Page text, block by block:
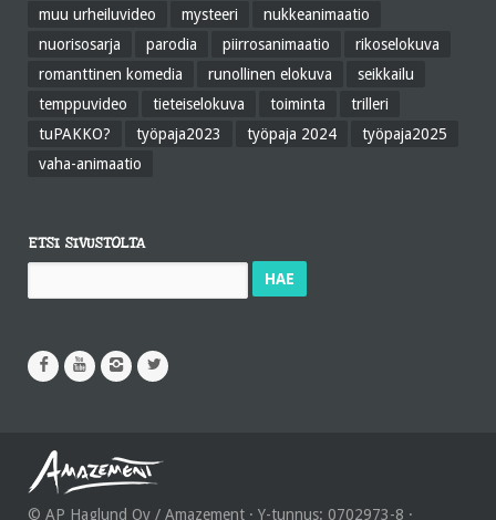
muu urheiluvideo
mysteeri
nukkeanimaatio
nuorisosarja
parodia piirrosanimaatio
rikoselokuva
romanttinen komedia
runollinen elokuva
seikkailu
temppuvideo
tieteiselokuva toiminta
trilleri
tuPAKKO?
työpaja2023 työpaja 2024
työpaja2025
vaha-animaatio
ETSI SIVUSTOLTA
© AP Haglund Oy / Amazement · Y-tunnus: 0702973-8 ·